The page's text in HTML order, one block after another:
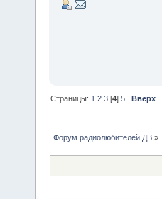
Страницы: 1 2 3 [4]5 Вверх
Форум радиолюбителей ДВ »